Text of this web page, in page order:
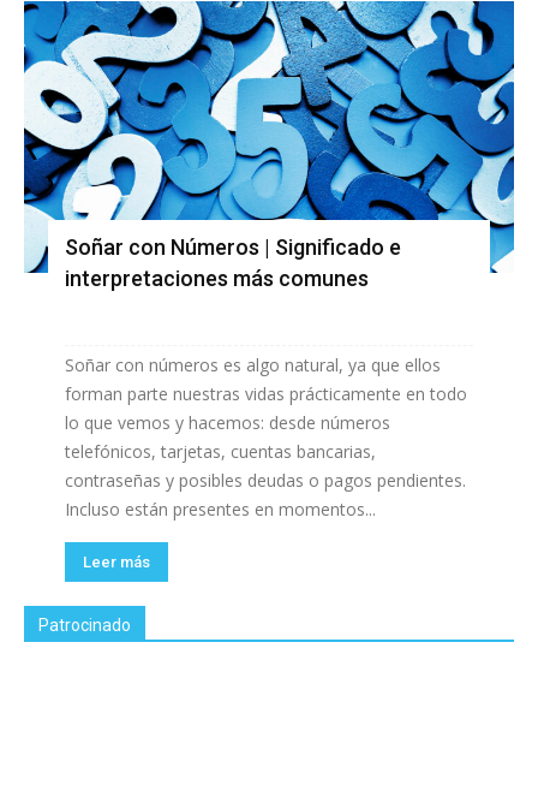
Soñar con Números | Significado e
interpretaciones más comunes
Soñar con números es algo natural, ya que ellos
forman parte nuestras vidas prácticamente en todo
lo que vemos y hacemos: desde números
telefónicos, tarjetas, cuentas bancarias,
contraseñas y posibles deudas o pagos pendientes.
Incluso están presentes en momentos...
Leer más
Patrocinado